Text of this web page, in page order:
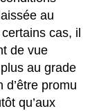
au
cas, il
de vue
au grade
d’être promu
qu’aux